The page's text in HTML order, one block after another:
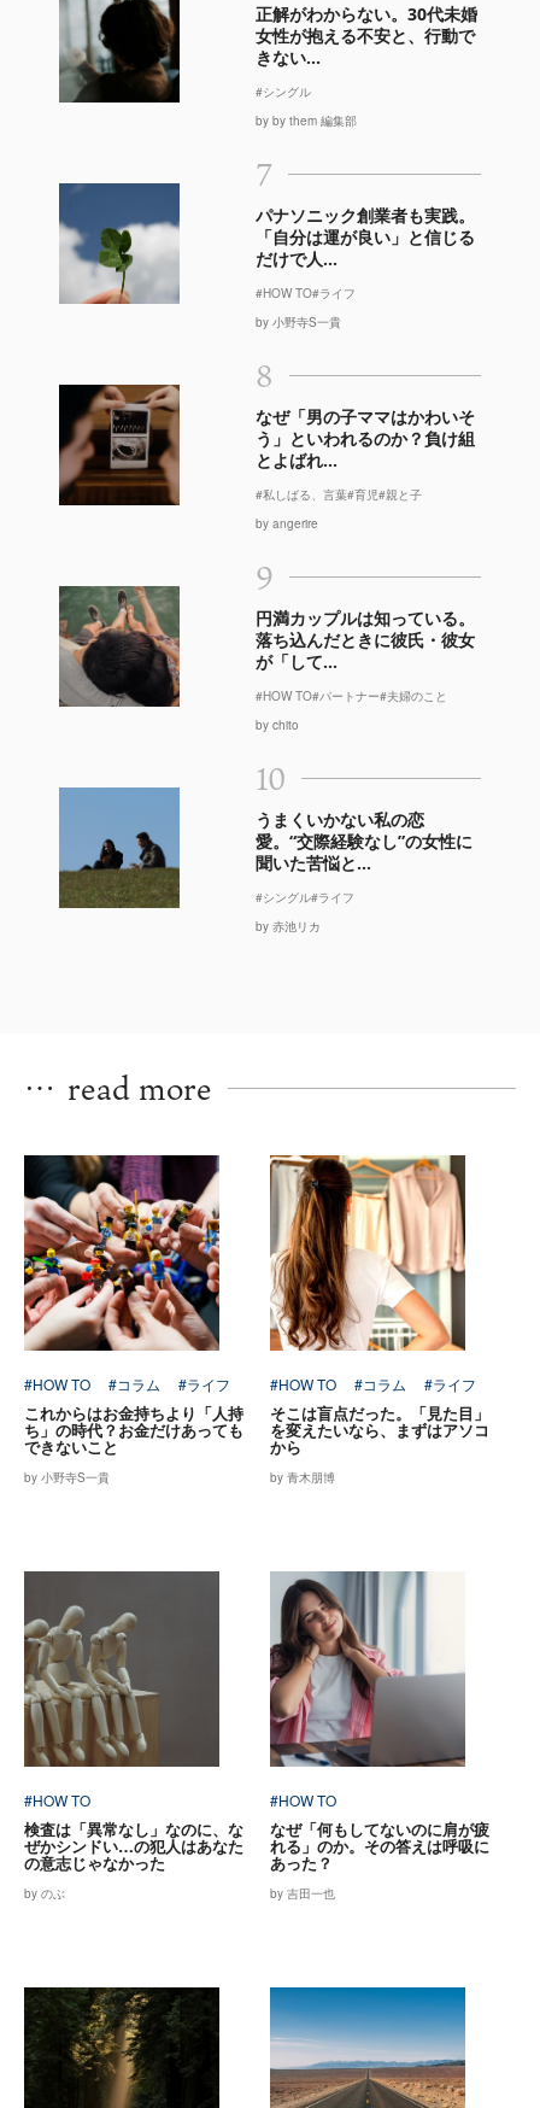
正解がわからない。30代未婚
女性が抱える不安と、行動で
きない...
#シングル
by by them 編集部
7
パナソニック創業者も実践。
「自分は運が良い」と信じる
だけで人...
#HOW TO#ライフ
by 小野寺S一貴
8
なぜ「男の子ママはかわいそ
う」といわれるのか？負け組
とよばれ...
#私しばる、言葉#育児#親と子
by angerire
9
円満カップルは知っている。
落ち込んだときに彼氏・彼女
が「して...
#HOW TO#パートナー#夫婦のこと
by chito
10
うまくいかない私の恋
愛。“交際経験なし”の女性に
聞いた苦悩と...
#シングル#ライフ
by 赤池リカ
… read more
#HOW TO #コラム #ライフ
これからはお金持ちより「人持
ち」の時代？お金だけあっても
できないこと
by 小野寺S一貴
#HOW TO #コラム #ライフ
そこは盲点だった。「見た目」
を変えたいなら、まずはアソコ
から
by 青木朋博
#HOW TO
検査は「異常なし」なのに、な
ぜかシンドい…の犯人はあなた
の意志じゃなかった
by のぶ
#HOW TO
なぜ「何もしてないのに肩が疲
れる」のか。その答えは呼吸に
あった？
by 吉田一也